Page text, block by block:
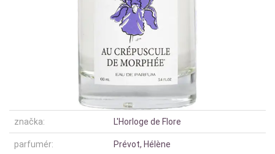
značka: L'Horloge de Flore
parfumér: Prévot, Hélène